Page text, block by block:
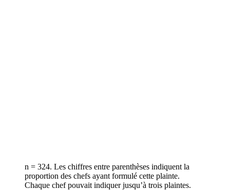
n = 324. Les chiffres entre parenthèses indiquent la
proportion des chefs ayant formulé cette plainte.
Chaque chef pouvait indiquer jusqu’à trois plaintes.